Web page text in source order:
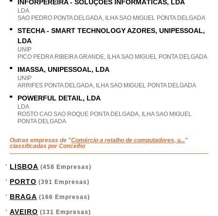
INFORPEREIRA - SOLUÇÕES INFORMÁTICAS, LDA
LDA
SAO PEDRO PONTA DELGADA, ILHA SAO MIGUEL PONTA DELGADA
STECHA - SMART TECHNOLOGY AZORES, UNIPESSOAL,
LDA
UNIP
PICO PEDRA RIBEIRA GRANDE, ILHA SAO MIGUEL PONTA DELGADA
IMASSA, UNIPESSOAL, LDA
UNIP
ARRIFES PONTA DELGADA, ILHA SAO MIGUEL PONTA DELGADA
POWERFUL DETAIL, LDA
LDA
ROSTO CAO SAO ROQUE PONTA DELGADA, ILHA SAO MIGUEL
PONTA DELGADA
Outras empresas de "Comércio a retalho de computadores, u..."
classificadas por Concelho
LISBOA (458 Empresas)
PORTO (391 Empresas)
BRAGA (166 Empresas)
AVEIRO (131 Empresas)